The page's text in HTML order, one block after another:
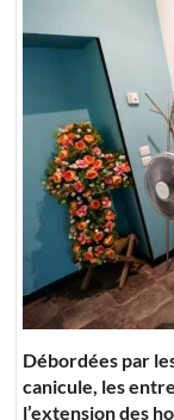
Débordées par
canicule, les
l’extension des